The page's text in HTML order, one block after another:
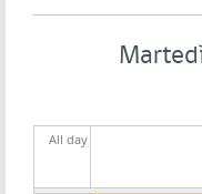
All day